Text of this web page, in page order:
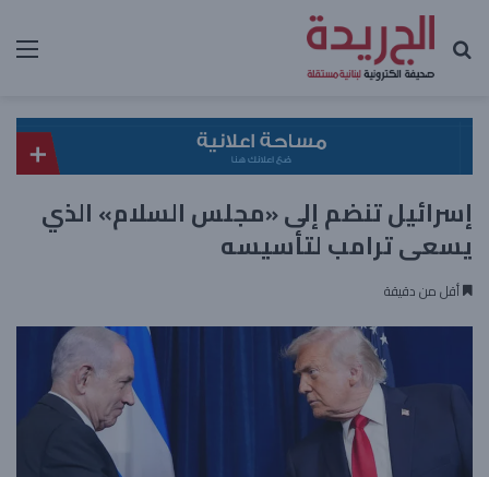
بحث عن
إسرائيل تنضم إلى «مجلس السلام» الذي
يسعى ترامب لتأسيسه
أقل من دقيقة